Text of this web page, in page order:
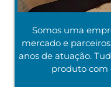
Somos uma
mercado e
anos de atuação.
produto com